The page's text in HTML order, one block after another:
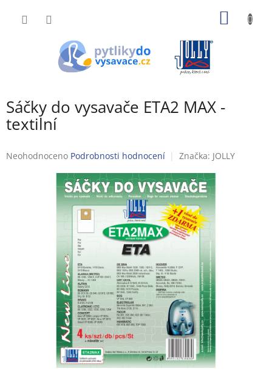
Sáčky do vysavače ETA2 MAX -
textilní
Průměrné
Neohodnoceno Podrobnosti hodnocení Značka: JOLLY